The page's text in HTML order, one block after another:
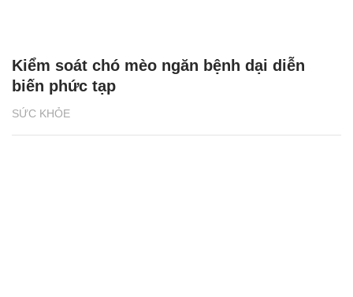
SỨC KHỎE
Kiểm soát chó mèo ngăn bệnh dại diễn
biến phức tạp